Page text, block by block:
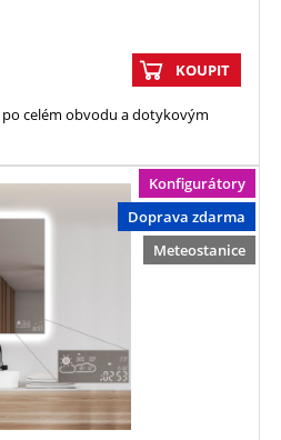
KOUPIT
po celém obvodu a dotykovým
Konfigurátory
Doprava zdarma
Meteostanice